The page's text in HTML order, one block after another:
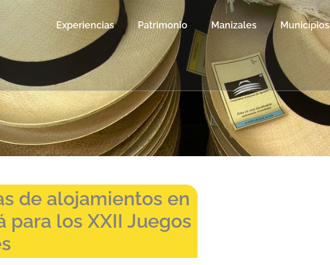
Experiencias Patrimonio Manizales Municipios
de alojamientos en
para los XXII Juegos